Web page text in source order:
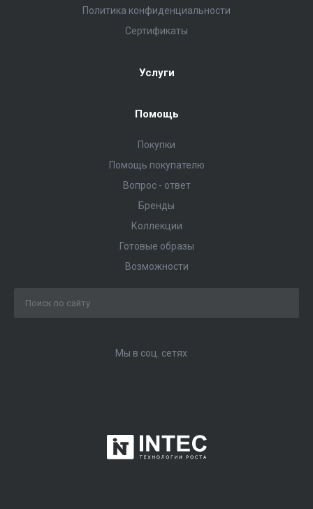
Политика конфиденциальности
Сертификаты
Услуги
Помощь
Покупки
Помощь покупателю
Вопрос - ответ
Бренды
Коллекции
Готовые образы
Возможности
Мы в соц. сетях